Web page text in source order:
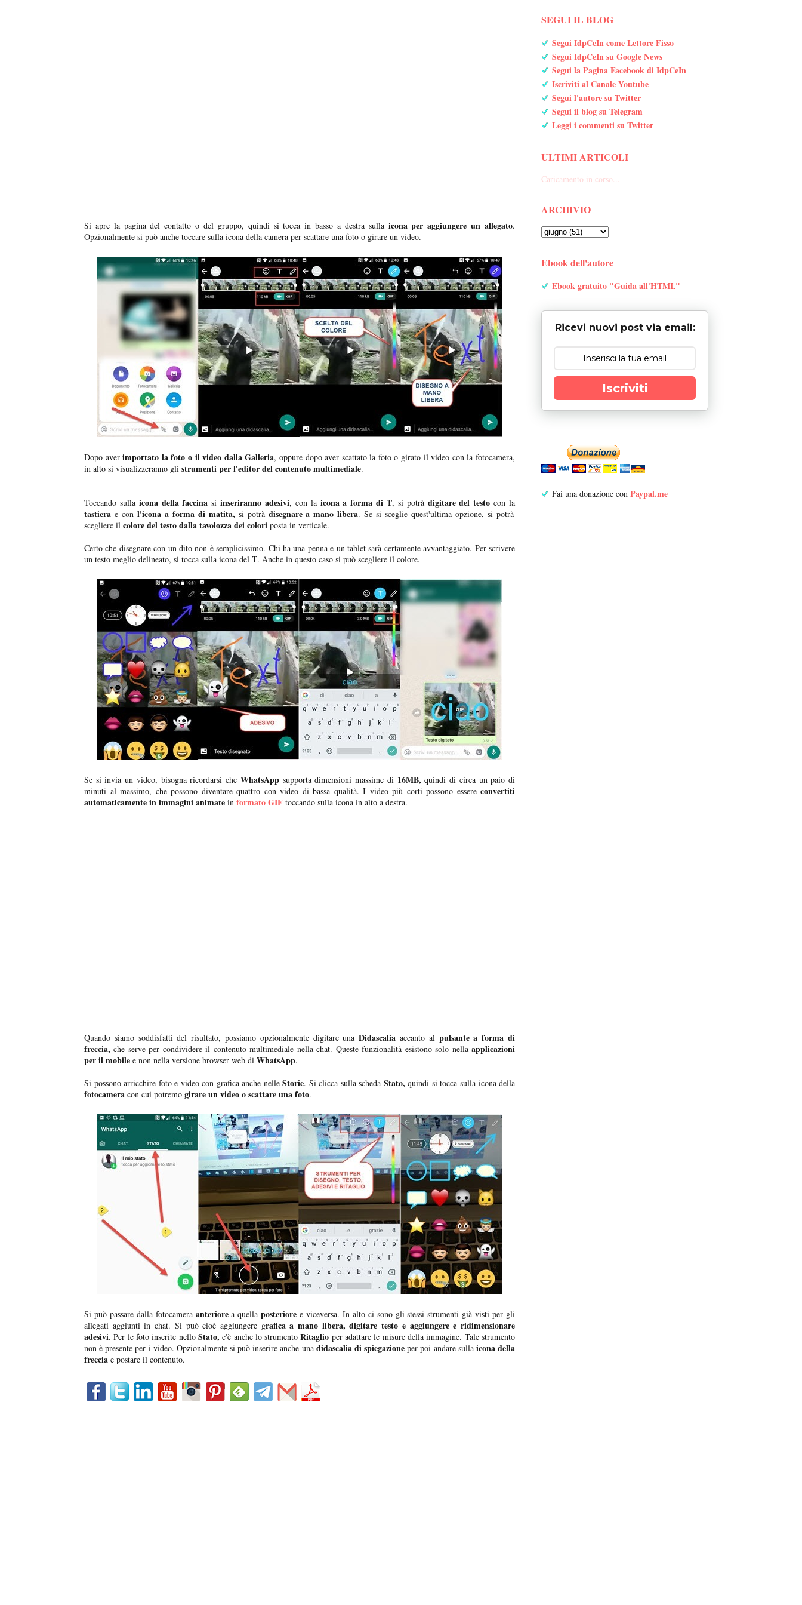
Si apre la pagina del contatto o del gruppo, quindi si tocca in basso a destra sullaicona per aggiungere un allegato.
Opzionalmente si può anche toccare sulla icona della camera per scattare una foto o girare un video.
Dopo averimportato la foto o il video dalla Galleria, oppure dopo aver scattato la foto o girato il video con la fotocamera,
in alto si visualizzeranno gli strumenti per l'editor del contenuto multimediale.
Toccando sulla icona della faccina siinseriranno adesivi, con la icona a forma di T, si potrà digitare del testo con la
tastiera e conl'icona a forma di matita, si potrà disegnare a mano libera. Se si sceglie quest'ultima opzione, si potrà
scegliere il colore del testo dalla tavolozza dei colori posta in verticale.
Certo che disegnare con un dito non è semplicissimo. Chi ha una penna e un tablet sarà certamente avvantaggiato. Per scrivere
un testo meglio delineato, si tocca sulla icona del T. Anche in questo caso si può scegliere il colore.
Se si invia un video, bisogna ricordarsi che WhatsAppsupporta dimensioni massime di 16MB, quindi di circa un paio di
minuti al massimo, che possono diventare quattro con video di bassa qualità. I video più corti possono essere convertiti
automaticamente in immagini animate in formato GIF toccando sulla icona in alto a destra.
Quando siamo soddisfatti del risultato, possiamo opzionalmente digitare unaDidascaliaaccanto al pulsante a forma di
freccia, che serve per condividere il contenuto multimediale nella chat. Queste funzionalità esistono solo nella applicazioni
per il mobile e non nella versione browser web di WhatsApp.
Si possono arricchire foto e video con grafica anche nelleStorie. Si clicca sulla scheda Stato, quindi si tocca sulla icona della
fotocamera con cui potremo girare un video o scattare una foto.
Si può passare dalla fotocameraanteriorea quellaposterioree viceversa. In alto ci sono gli stessi strumenti già visti per gli
allegati aggiunti in chat. Si può cioè aggiungere grafica a mano libera, digitare testo e aggiungere e ridimensionare
adesivi. Per le foto inserite nello Stato, c'è anche lo strumento Ritaglio per adattare le misure della immagine. Tale strumento
non è presente per i video. Opzionalmente si può inserire anche una didascalia di spiegazione per poi andare sulla icona della
freccia e postare il contenuto.
SEGUI IL BLOG
Segui IdpCeIn come Lettore Fisso
Segui IdpCeIn su Google News
Segui la Pagina Facebook di IdpCeIn
Iscriviti al Canale Youtube
Segui l'autore su Twitter
Segui il blog su Telegram
Leggi i commenti su Twitter
ULTIMI ARTICOLI
Caricamento in corso...
ARCHIVIO
Ebook dell'autore
Ebook gratuito "Guida all'HTML"
Ricevi nuovi post via email:
Iscriviti
Fai una donazione con Paypal.me